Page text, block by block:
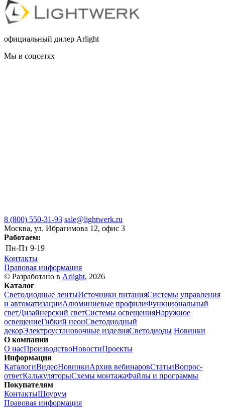
официальный дилер Arlight
Мы в соцсетях
8 (800) 550-31-93 sale@lightwerk.ru
Москва, ул. Ибрагимова 12, офис 3
Работаем:
Пн-Пт 9-19
Контакты
Правовая информация
© Разработано в Arlight, 2026
Каталог
Светодиодные лентыИсточники питанияСистемы управления
и автоматизацииАлюминиевые профилиФункциональный
светДизайнерский светСистемы освещенияНаружное
освещениеГибкий неонСветодиодный
декорЭлектроустановочные изделияСветодиоды Новинки
О компании
О насПроизводствоНовостиПроекты
Информация
КаталогиВидеоНовинкиАрхив вебинаровСтатьиВопрос-
ответКалькуляторыСхемы монтажаФайлы и программы
Покупателям
КонтактыШоурум
Правовая информация